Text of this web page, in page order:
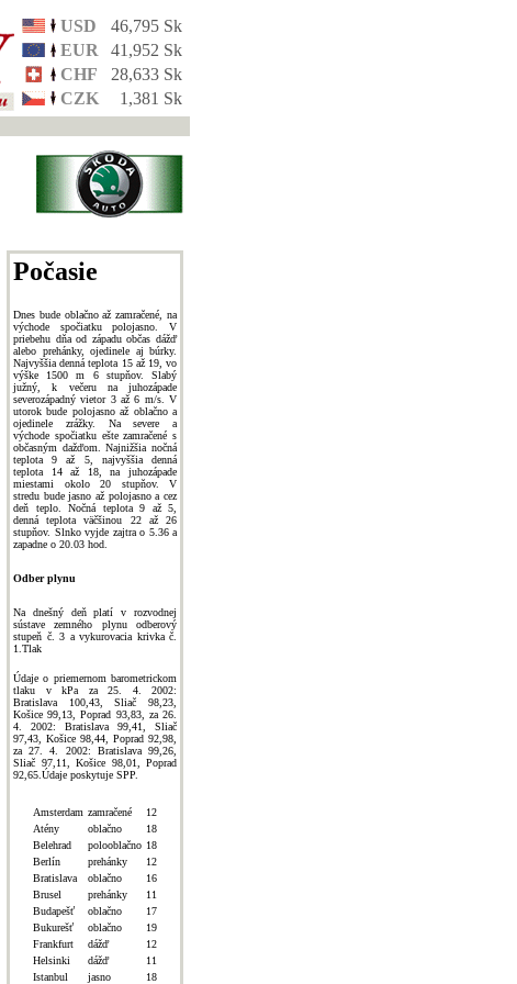
USD
46,795 Sk
EUR
41,952 Sk
CHF
28,633 Sk
CZK
1,381 Sk
Počasie
Dnes bude oblačno až zamračené, na
východe spočiatku polojasno. V
priebehu dňa od západu občas dážď
alebo prehánky, ojedinele aj búrky.
Najvyššia denná teplota 15 až 19, vo
výške 1500 m 6 stupňov. Slabý
južný, k večeru na juhozápade
severozápadný vietor 3 až 6 m/s. V
utorok bude polojasno až oblačno a
ojedinele zrážky. Na severe a
východe spočiatku ešte zamračené s
občasným dažďom. Najnižšia nočná
teplota 9 až 5, najvyššia denná
teplota 14 až 18, na juhozápade
miestami okolo 20 stupňov. V
stredu bude jasno až polojasno a cez
deň teplo. Nočná teplota 9 až 5,
denná teplota väčšinou 22 až 26
stupňov. Slnko vyjde zajtra o 5.36 a
zapadne o 20.03 hod.
Odber plynu
Na dnešný deň platí v rozvodnej
sústave zemného plynu odberový
stupeň č. 3 a vykurovacia krivka č.
1.Tlak
Údaje o priemernom barometrickom
tlaku v kPa za 25. 4. 2002:
Bratislava 100,43, Sliač 98,23,
Košice 99,13, Poprad 93,83, za 26.
4. 2002: Bratislava 99,41, Sliač
97,43, Košice 98,44, Poprad 92,98,
za 27. 4. 2002: Bratislava 99,26,
Sliač 97,11, Košice 98,01, Poprad
92,65.Údaje poskytuje SPP.
Amsterdam zamračené
12
Atény
oblačno
18
Belehrad
polooblačno 18
Berlín
prehánky
12
Bratislava
oblačno
16
Brusel
prehánky
11
Budapešť
oblačno
17
Bukurešť
oblačno
19
Frankfurt
dážď
12
Helsinki
dážď
11
Istanbul
jasno
18